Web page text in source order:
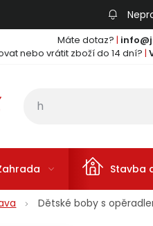
Máte dotaz? |
nebo vrátit zboží do 14 dní? |
Stavba
Dětské boby s